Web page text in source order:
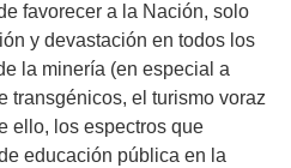
favorecer a la Nación, solo
y devastación en todos los
la minería (en especial a
transgénicos, el turismo voraz
ello, los espectros que
educación pública en la